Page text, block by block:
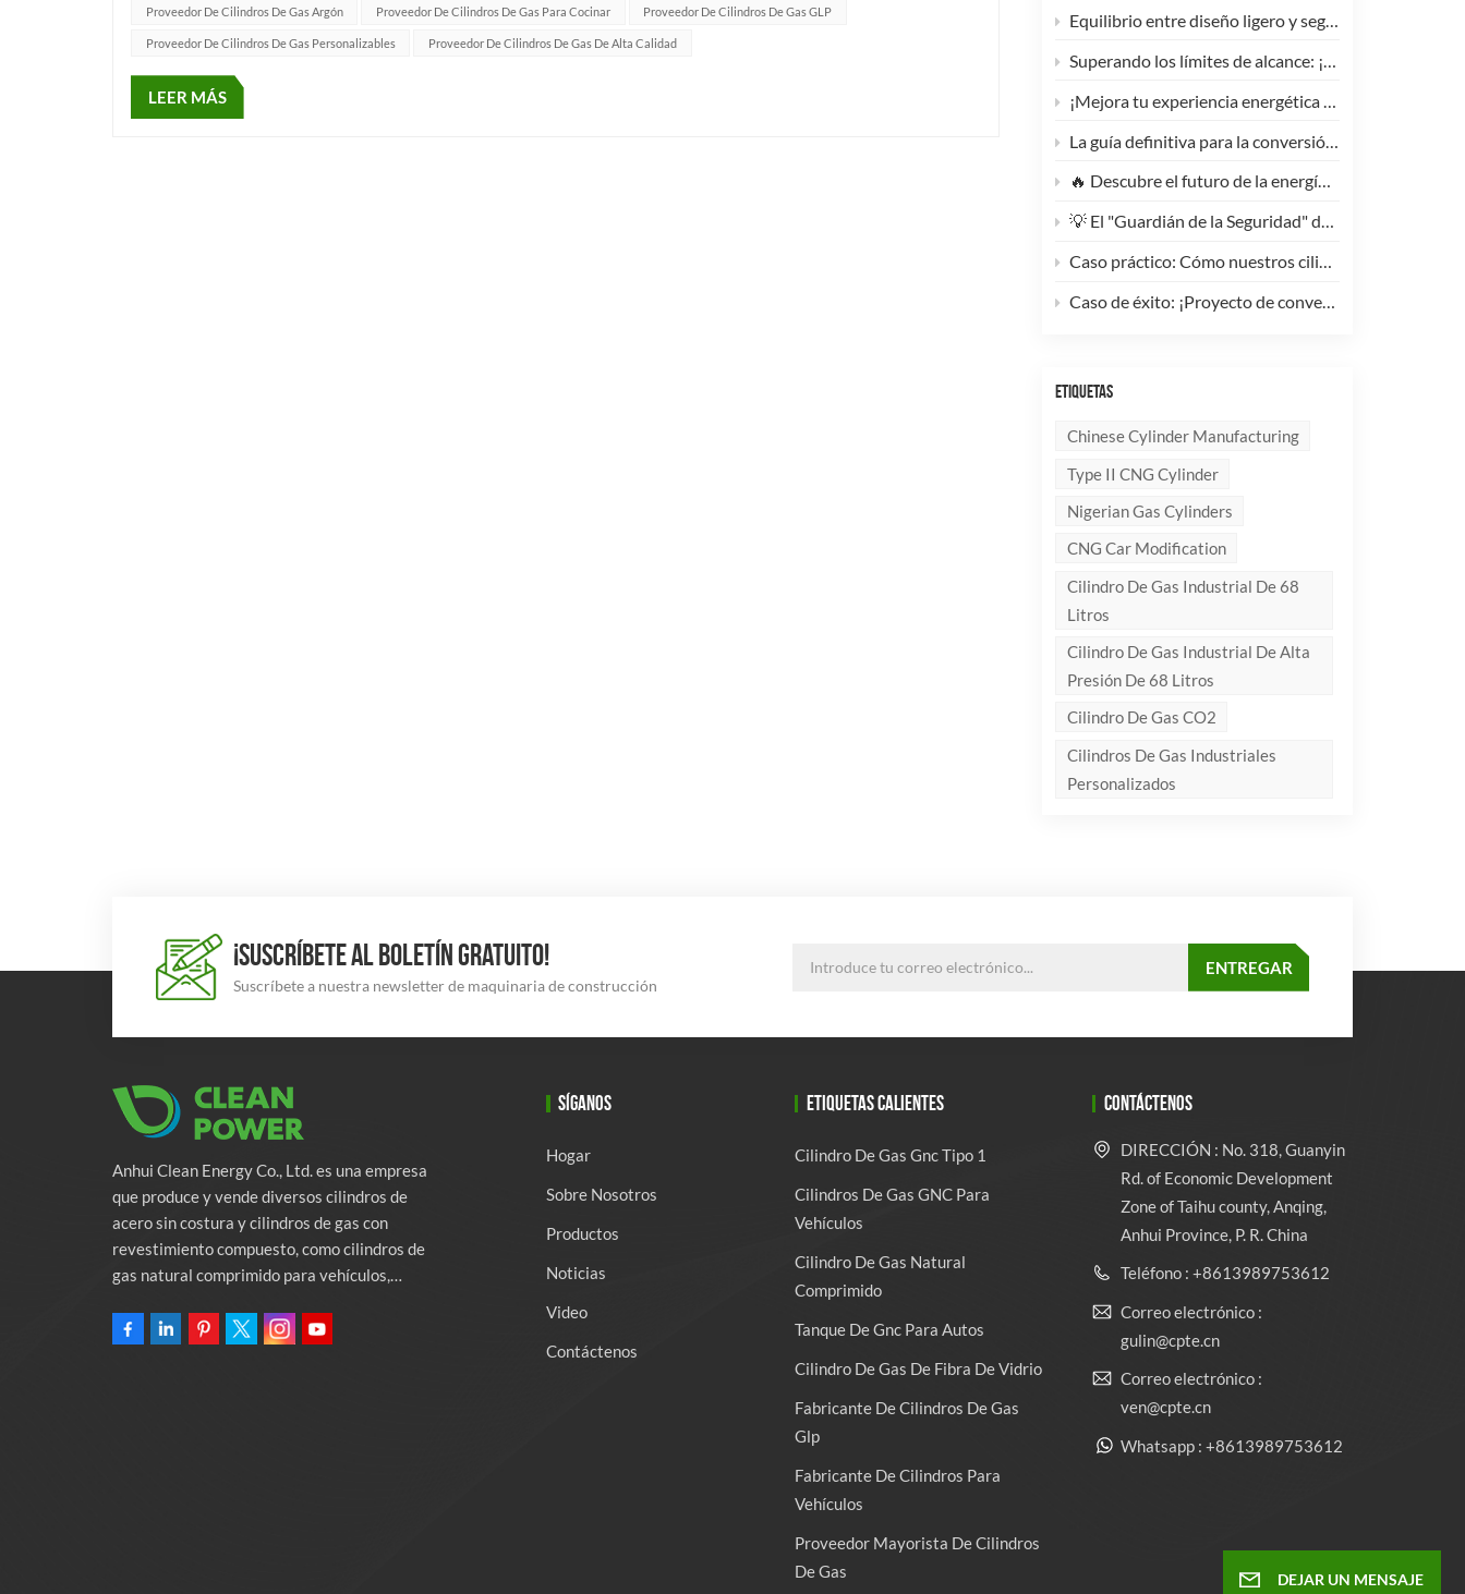
Equilibrio entre diseño ligero y seguridad: cómo los cilindros de GNC tipo 2 de 90 litros potencian las flotas comerciales.
Superando los límites de alcance: ¡Los cilindros de hidrógeno para UAV tipo 4 ya están disponibles para personalización de alta eficiencia!
¡Mejora tu experiencia energética con nuestra bombona de GLP compuesta de 5 kg! 🚀✨
La guía definitiva para la conversión de camiones pesados ​​a GNC: Por qué este cilindro de GNC tipo 1 de 200 litros supone un cambio radical para la reducción de costes de la flota.
🔥 Descubre el futuro de la energía: ¡Conoce la elegante y ultraligera bombona de GLP compuesta de 10 kg!
💡 El "Guardián de la Seguridad" del Gas Industrial y la Supresión de Incendios: Un Análisis en Profundidad de los Cilindros de Gas sin Costura de Acero de Alto Rendimiento
Caso práctico: Cómo nuestros cilindros compuestos de GLP redefinen la seguridad y la imagen de marca para clientes globales.
Caso de éxito: ¡Proyecto de conversión a GNC de un generador de 100 kVA completado con éxito! 🚀
ETIQUETAS
Chinese Cylinder Manufacturing
Type II CNG Cylinder
Nigerian Gas Cylinders
CNG Car Modification
Cilindro De Gas Industrial De 68
Litros
Cilindro De Gas Industrial De Alta
Presión De 68 Litros
Cilindro De Gas CO2
Cilindros De Gas Industriales
Personalizados
Proveedor De Cilindros De Gas Argón Proveedor De Cilindros De Gas Para Cocinar Proveedor De Cilindros De Gas GLP
Proveedor De Cilindros De Gas Personalizables Proveedor De Cilindros De Gas De Alta Calidad
LEER MÁS
¡SUSCRÍBETE AL BOLETÍN GRATUITO!
Suscríbete a nuestra newsletter de maquinaria de construcción
Anhui Clean Energy Co., Ltd. es una empresa
que produce y vende diversos cilindros de
acero sin costura y cilindros de gas con
revestimiento compuesto, como cilindros de
gas natural comprimido para vehículos,
incendios. La empresa se compromete a
SÍGANOS
Hogar
Sobre Nosotros
Productos
Noticias
Video
Contáctenos
ETIQUETAS CALIENTES
Cilindro De Gas Gnc Tipo 1
Cilindros De Gas GNC Para
Vehículos
Cilindro De Gas Natural
Comprimido
Tanque De Gnc Para Autos
Cilindro De Gas De Fibra De Vidrio
Fabricante De Cilindros De Gas
Glp
Fabricante De Cilindros Para
Vehículos
Proveedor Mayorista De Cilindros
De Gas
CONTÁCTENOS
DIRECCIÓN : No. 318, Guanyin
Rd. of Economic Development
Zone of Taihu county, Anqing,
Anhui Province, P. R. China
Teléfono : +8613989753612
Correo electrónico :
gulin@cpte.cn
Correo electrónico :
ven@cpte.cn
Whatsapp : +8613989753612
DEJAR UN MENSAJE